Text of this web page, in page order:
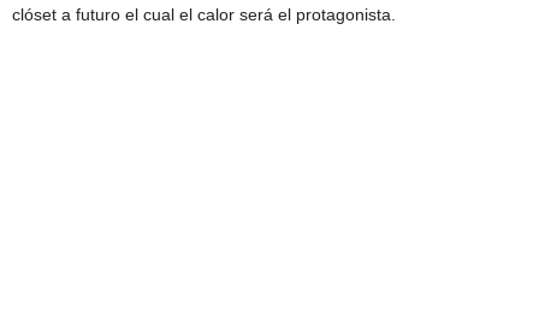
clóset a futuro el cual el calor será el protagonista.